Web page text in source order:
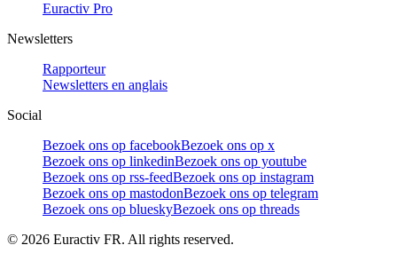
Euractiv Pro
Newsletters
Rapporteur
Newsletters en anglais
Social
Bezoek ons op facebookBezoek ons op x
Bezoek ons op linkedinBezoek ons op youtube
Bezoek ons op rss-feedBezoek ons op instagram
Bezoek ons op mastodonBezoek ons op telegram
Bezoek ons op blueskyBezoek ons op threads
© 2026 Euractiv FR. All rights reserved.